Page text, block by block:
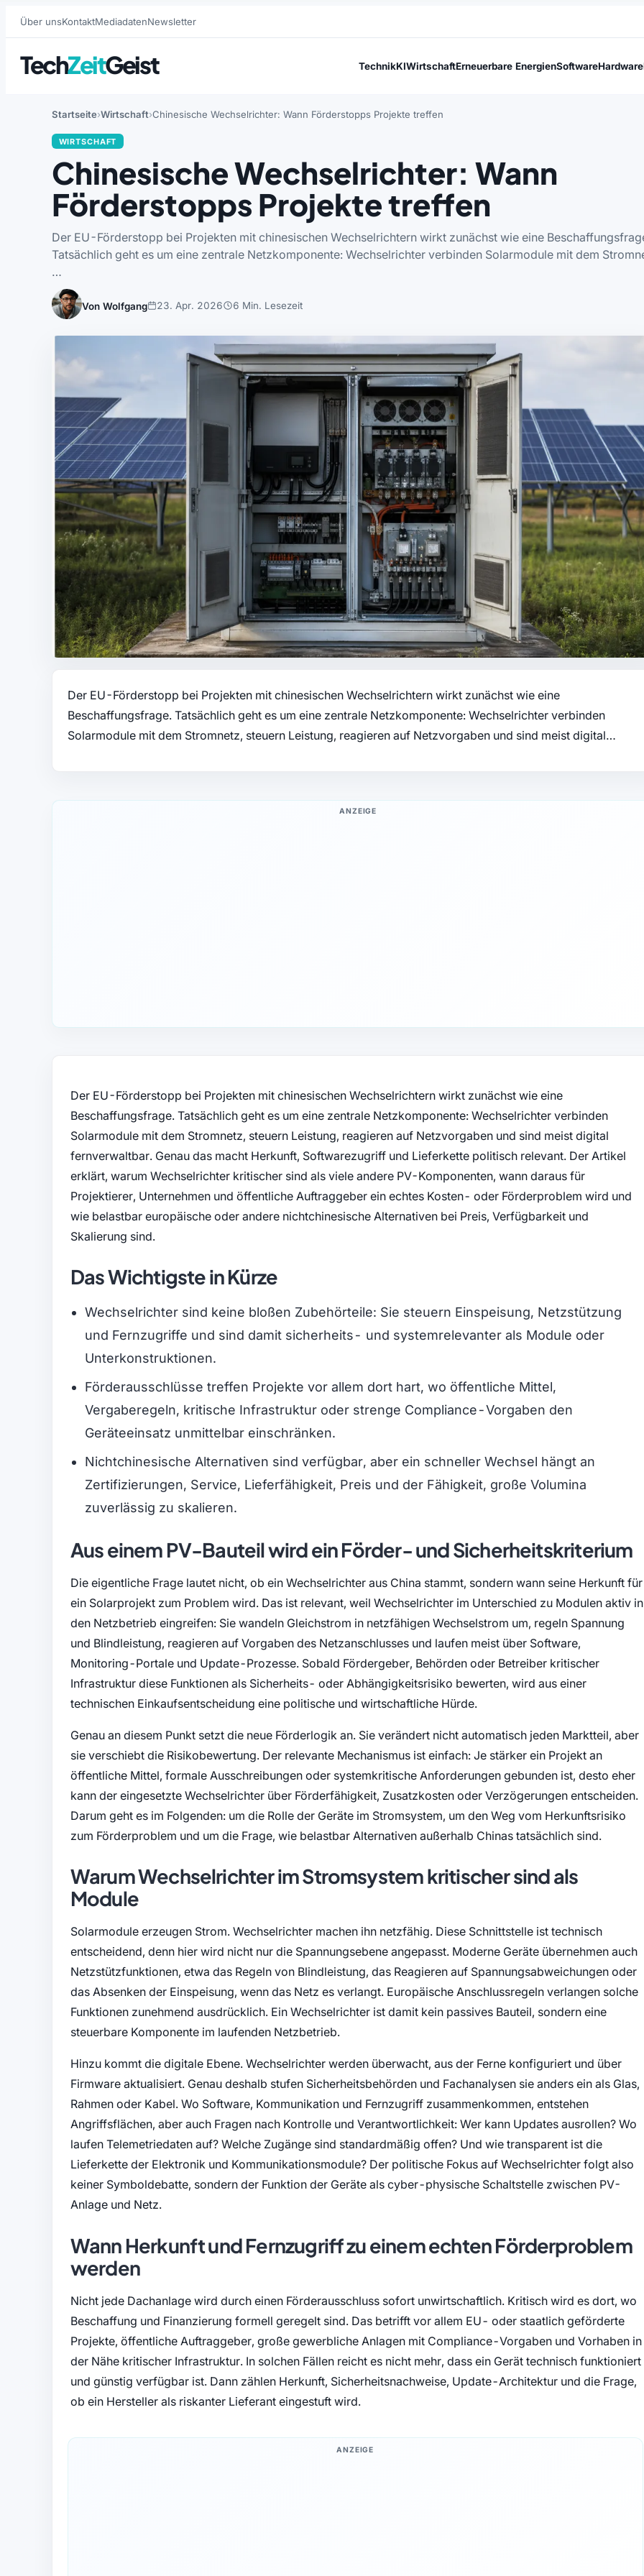
Über unsKontaktMediadatenNewsletter
TechZeitGeist TechnikKIWirtschaftErneuerbare EnergienSoftwareHardware
Startseite Wirtschaft Chinesische Wechselrichter: Wann Förderstopps Projekte treffen
WIRTSCHAFT
Chinesische Wechselrichter: Wann
Förderstopps Projekte treffen
Der EU-Förderstopp bei Projekten mit chinesischen Wechselrichtern wirkt zunächst wie eine
Tatsächlich geht es um eine zentrale Netzkomponente: Wechselrichter verbinden Solarmodule mit dem
…
Von Wolfgang 23. Apr. 2026 6 Min. Lesezeit
Der EU-Förderstopp bei Projekten mit chinesischen Wechselrichtern wirkt zunächst wie eine
Beschaffungsfrage. Tatsächlich geht es um eine zentrale Netzkomponente: Wechselrichter verbinden
Solarmodule mit dem Stromnetz, steuern Leistung, reagieren auf Netzvorgaben und sind meist digital…
ANZEIGE
Der EU-Förderstopp bei Projekten mit chinesischen Wechselrichtern wirkt zunächst wie eine
Beschaffungsfrage. Tatsächlich geht es um eine zentrale Netzkomponente: Wechselrichter verbinden
Solarmodule mit dem Stromnetz, steuern Leistung, reagieren auf Netzvorgaben und sind meist digital
fernverwaltbar. Genau das macht Herkunft, Softwarezugriff und Lieferkette politisch relevant. Der Artikel
erklärt, warum Wechselrichter kritischer sind als viele andere PV-Komponenten, wann daraus für
Projektierer, Unternehmen und öffentliche Auftraggeber ein echtes Kosten- oder Förderproblem wird und
wie belastbar europäische oder andere nichtchinesische Alternativen bei Preis, Verfügbarkeit und
Skalierung sind.
Das Wichtigste in Kürze
Wechselrichter sind keine bloßen Zubehörteile: Sie steuern Einspeisung, Netzstützung
und Fernzugriffe und sind damit sicherheits- und systemrelevanter als Module oder
Unterkonstruktionen.
Förderausschlüsse treffen Projekte vor allem dort hart, wo öffentliche Mittel,
Vergaberegeln, kritische Infrastruktur oder strenge Compliance-Vorgaben den
Geräteeinsatz unmittelbar einschränken.
Nichtchinesische Alternativen sind verfügbar, aber ein schneller Wechsel hängt an
Zertifizierungen, Service, Lieferfähigkeit, Preis und der Fähigkeit, große Volumina
zuverlässig zu skalieren.
Aus einem PV-Bauteil wird ein Förder- und Sicherheitskriterium
Die eigentliche Frage lautet nicht, ob ein Wechselrichter aus China stammt, sondern wann seine Herkunft für
ein Solarprojekt zum Problem wird. Das ist relevant, weil Wechselrichter im Unterschied zu Modulen aktiv in
den Netzbetrieb eingreifen: Sie wandeln Gleichstrom in netzfähigen Wechselstrom um, regeln Spannung
und Blindleistung, reagieren auf Vorgaben des Netzanschlusses und laufen meist über Software,
Monitoring-Portale und Update-Prozesse. Sobald Fördergeber, Behörden oder Betreiber kritischer
Infrastruktur diese Funktionen als Sicherheits- oder Abhängigkeitsrisiko bewerten, wird aus einer
technischen Einkaufsentscheidung eine politische und wirtschaftliche Hürde.
Genau an diesem Punkt setzt die neue Förderlogik an. Sie verändert nicht automatisch jeden Marktteil, aber
sie verschiebt die Risikobewertung. Der relevante Mechanismus ist einfach: Je stärker ein Projekt an
öffentliche Mittel, formale Ausschreibungen oder systemkritische Anforderungen gebunden ist, desto eher
kann der eingesetzte Wechselrichter über Förderfähigkeit, Zusatzkosten oder Verzögerungen entscheiden.
Darum geht es im Folgenden: um die Rolle der Geräte im Stromsystem, um den Weg vom Herkunftsrisiko
zum Förderproblem und um die Frage, wie belastbar Alternativen außerhalb Chinas tatsächlich sind.
Warum Wechselrichter im Stromsystem kritischer sind als
Module
Solarmodule erzeugen Strom. Wechselrichter machen ihn netzfähig. Diese Schnittstelle ist technisch
entscheidend, denn hier wird nicht nur die Spannungsebene angepasst. Moderne Geräte übernehmen auch
Netzstützfunktionen, etwa das Regeln von Blindleistung, das Reagieren auf Spannungsabweichungen oder
das Absenken der Einspeisung, wenn das Netz es verlangt. Europäische Anschlussregeln verlangen solche
Funktionen zunehmend ausdrücklich. Ein Wechselrichter ist damit kein passives Bauteil, sondern eine
steuerbare Komponente im laufenden Netzbetrieb.
Hinzu kommt die digitale Ebene. Wechselrichter werden überwacht, aus der Ferne konfiguriert und über
Firmware aktualisiert. Genau deshalb stufen Sicherheitsbehörden und Fachanalysen sie anders ein als Glas,
Rahmen oder Kabel. Wo Software, Kommunikation und Fernzugriff zusammenkommen, entstehen
Angriffsflächen, aber auch Fragen nach Kontrolle und Verantwortlichkeit: Wer kann Updates ausrollen? Wo
laufen Telemetriedaten auf? Welche Zugänge sind standardmäßig offen? Und wie transparent ist die
Lieferkette der Elektronik und Kommunikationsmodule? Der politische Fokus auf Wechselrichter folgt also
keiner Symboldebatte, sondern der Funktion der Geräte als cyber-physische Schaltstelle zwischen PV-
Anlage und Netz.
Wann Herkunft und Fernzugriff zu einem echten Förderproblem
werden
Nicht jede Dachanlage wird durch einen Förderausschluss sofort unwirtschaftlich. Kritisch wird es dort, wo
Beschaffung und Finanzierung formell geregelt sind. Das betrifft vor allem EU- oder staatlich geförderte
Projekte, öffentliche Auftraggeber, große gewerbliche Anlagen mit Compliance-Vorgaben und Vorhaben in
der Nähe kritischer Infrastruktur. In solchen Fällen reicht es nicht mehr, dass ein Gerät technisch funktioniert
und günstig verfügbar ist. Dann zählen Herkunft, Sicherheitsnachweise, Update-Architektur und die Frage,
ob ein Hersteller als riskanter Lieferant eingestuft wird.
ANZEIGE